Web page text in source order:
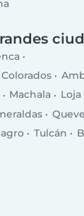
Machala Loja
Tulcán